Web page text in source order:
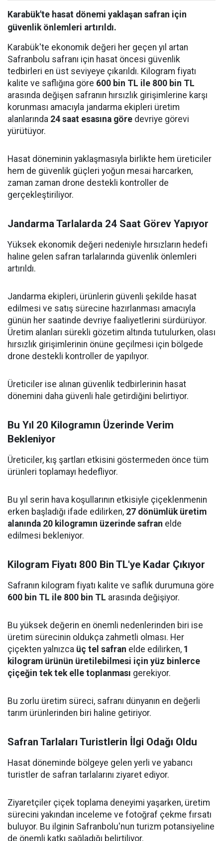
Karabük'te hasat dönemi yaklaşan safran için
güvenlik önlemleri artırıldı.
Karabük'te ekonomik değeri her geçen yıl artan
Safranbolu safranı için hasat öncesi güvenlik
tedbirleri en üst seviyeye çıkarıldı. Kilogram fiyatı
kalite ve saflığına göre 600 bin TL ile 800 bin TL
arasında değişen safranın hırsızlık girişimlerine karşı
korunması amacıyla jandarma ekipleri üretim
alanlarında 24 saat esasına göre devriye görevi
yürütüyor.
Hasat döneminin yaklaşmasıyla birlikte hem üreticiler
hem de güvenlik güçleri yoğun mesai harcarken,
zaman zaman drone destekli kontroller de
gerçekleştiriliyor.
Jandarma Tarlalarda 24 Saat Görev Yapıyor
Yüksek ekonomik değeri nedeniyle hırsızların hedefi
haline gelen safran tarlalarında güvenlik önlemleri
artırıldı.
Jandarma ekipleri, ürünlerin güvenli şekilde hasat
edilmesi ve satış sürecine hazırlanması amacıyla
günün her saatinde devriye faaliyetlerini sürdürüyor.
Üretim alanları sürekli gözetim altında tutulurken, olası
hırsızlık girişimlerinin önüne geçilmesi için bölgede
drone destekli kontroller de yapılıyor.
Üreticiler ise alınan güvenlik tedbirlerinin hasat
dönemini daha güvenli hale getirdiğini belirtiyor.
Bu Yıl 20 Kilogramın Üzerinde Verim
Bekleniyor
Üreticiler, kış şartları etkisini göstermeden önce tüm
ürünleri toplamayı hedefliyor.
Bu yıl serin hava koşullarının etkisiyle çiçeklenmenin
erken başladığı ifade edilirken, 27 dönümlük üretim
alanında 20 kilogramın üzerinde safran elde
edilmesi bekleniyor.
Kilogram Fiyatı 800 Bin TL'ye Kadar Çıkıyor
Safranın kilogram fiyatı kalite ve saflık durumuna göre
600 bin TL ile 800 bin TL arasında değişiyor.
Bu yüksek değerin en önemli nedenlerinden biri ise
üretim sürecinin oldukça zahmetli olması. Her
çiçekten yalnızca üç tel safran elde edilirken, 1
kilogram ürünün üretilebilmesi için yüz binlerce
çiçeğin tek tek elle toplanması gerekiyor.
Bu zorlu üretim süreci, safranı dünyanın en değerli
tarım ürünlerinden biri haline getiriyor.
Safran Tarlaları Turistlerin İlgi Odağı Oldu
Hasat döneminde bölgeye gelen yerli ve yabancı
turistler de safran tarlalarını ziyaret ediyor.
Ziyaretçiler çiçek toplama deneyimi yaşarken, üretim
sürecini yakından inceleme ve fotoğraf çekme fırsatı
buluyor. Bu ilginin Safranbolu'nun turizm potansiyeline
de önemli katkı sağladığı belirtiliyor.